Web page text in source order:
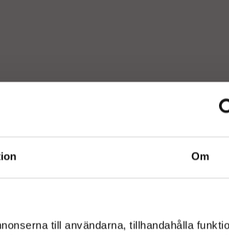
Om
till användarna, tillhandahålla